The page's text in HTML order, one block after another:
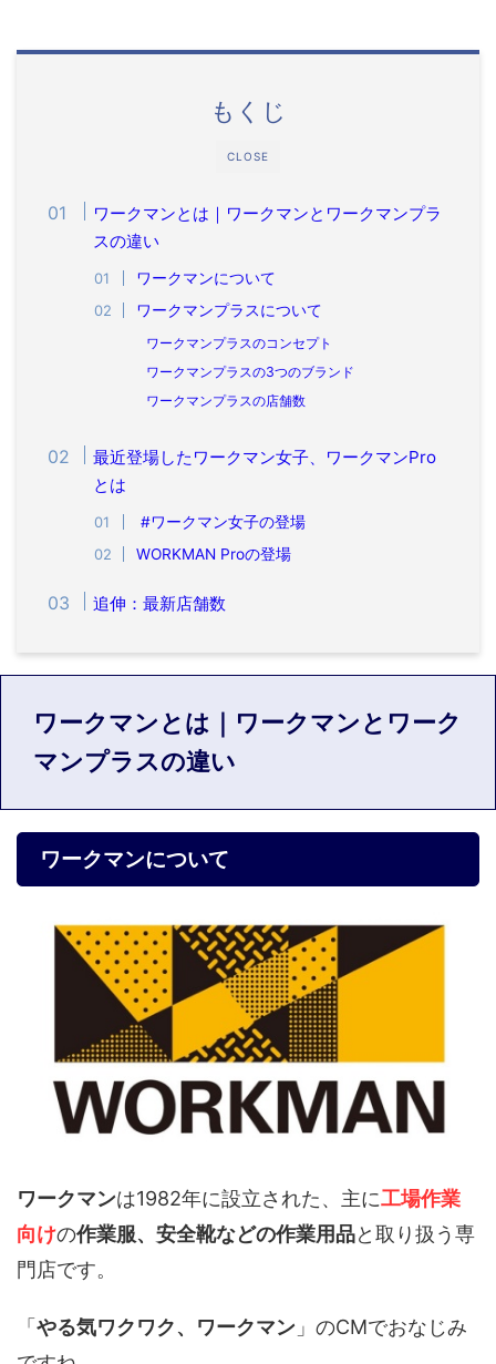
CLOSE
もくじ
ワークマンとは｜ワークマンとワークマンプラ
スの違い
ワークマンについて
ワークマンプラスについて
ワークマンプラスのコンセプト
ワークマンプラスの3つのブランド
ワークマンプラスの店舗数
最近登場したワークマン女子、ワークマンPro
とは
#ワークマン女子の登場
WORKMAN Proの登場
追伸：最新店舗数
ワークマンとは｜ワークマンとワーク
マンプラスの違い
ワークマンについて
ワークマンは1982年に設立された、主に工場作業
向けの作業服、安全靴などの作業用品と取り扱う専
門店です。
「 やる気ワクワク、ワークマン 」のCMでおなじみ